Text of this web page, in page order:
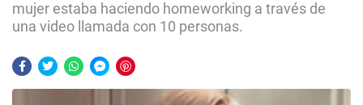
mujer estaba haciendo homeworking a través de
una video llamada con 10 personas.